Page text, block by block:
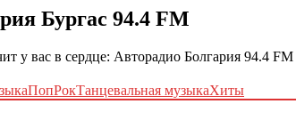
Бургас 94.4 FM
у вас в сердце: Авторадио Болгария 94.4 FM
ПопРокТанцевальная музыкаХиты